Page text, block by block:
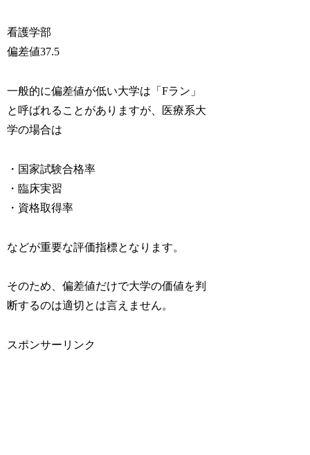
看護学部
偏差値37.5
一般的に偏差値が低い大学は「Fラン」
と呼ばれることがありますが、医療系大
学の場合は
・国家試験合格率
・臨床実習
・資格取得率
などが重要な評価指標となります。
そのため、偏差値だけで大学の価値を判
断するのは適切とは言えません。
スポンサーリンク